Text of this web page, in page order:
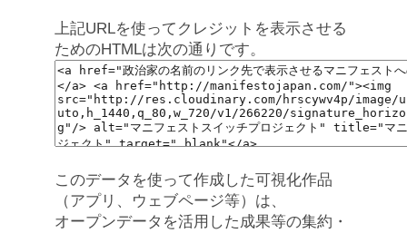
上記URLを使ってクレジットを表示させる
ためのHTMLは次の通りです。
このデータを使って作成した可視化作品
（アプリ、ウェブページ等）は、
オープンデータを活用した成果等の集約・